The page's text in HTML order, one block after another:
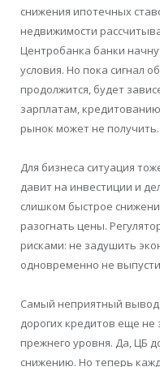
снижения ипотечных
недвижимости
Центробанка банки
условия. Но пока сигнал
продолжится, будет
зарплатам,
рынок может не получить.
Для бизнеса ситуация
давит на инвестиции и
слишком быстрое
разогнать цены.
рисками: не задушить
одновременно не
Самый неприятный
дорогих кредитов еще не
прежнего уровня. Да, ЦБ
снижению. Но теперь